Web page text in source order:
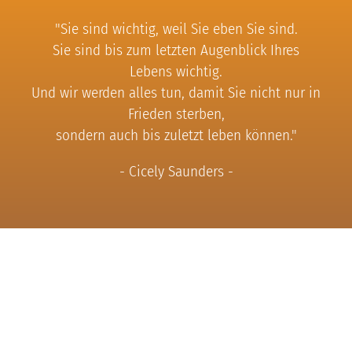
"Sie sind wichtig, weil Sie eben Sie sind.
Sie sind bis zum letzten Augenblick Ihres
Lebens wichtig.
Und wir werden alles tun, damit Sie nicht nur in
Frieden sterben,
sondern auch bis zuletzt leben können."
- Cicely Saunders -